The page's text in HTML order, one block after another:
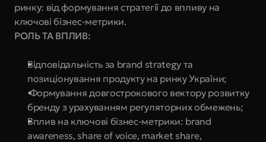
ринку: від формування стратегії до впливу на
ключові бізнес-метрики.
РОЛЬ ТА ВПЛИВ:
Відповідальність за brand strategy та
позиціонування продукту на ринку України;
Формування довгострокового вектору розвитку
бренду з урахуванням регуляторних обмежень;
Вплив на ключові бізнес-метрики: brand
awareness, share of voice, market share,